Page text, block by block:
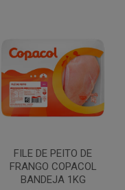
MANTEIGA COM SAL
PIRACANJUBA 500G